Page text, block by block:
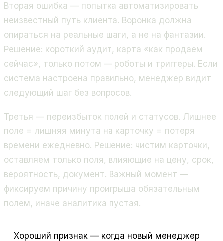
Вторая ошибка — попытка автоматизировать
неизвестный путь клиента. Воронка должна
опираться на реальные шаги, а не на фантазии.
Решение: короткий аудит, карта «как продаем
сейчас», только потом — роботы и триггеры. Если
система настроена правильно, менеджер видит
следующий шаг без вопросов.
Третья — переизбыток полей и статусов. Лишнее
поле = лишняя минута на карточку = потеря
времени ежедневно. Решение: чистим карточки,
оставляем только поля, влияющие на цену, срок,
вероятность, документ. Важный момент —
фиксируем причину проигрыша обязательным
полем, иначе аналитика пустая.
Хороший признак — когда новый менеджер